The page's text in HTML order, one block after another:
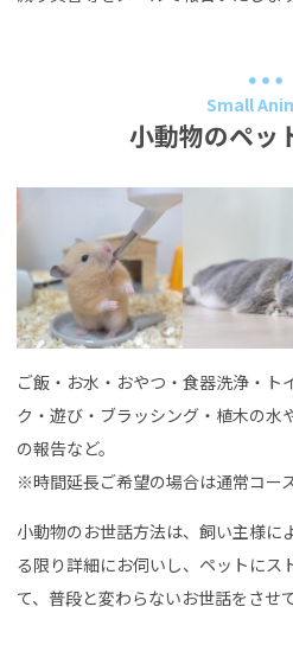
Small
小動物のペッ
ご飯・お水・おやつ・食器洗浄・ト
ク・遊び・ブラッシング・植木の水
の報告など。
※時間延長ご希望の場合は通常コース
小動物のお世話方法は、飼い主様に
る限り詳細にお伺いし、ペットにス
て、普段と変わらないお世話をさせ